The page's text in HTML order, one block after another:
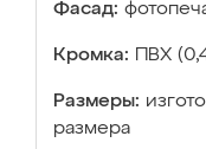
Фасад:
Кромка: ПВХ
Размеры:
размера